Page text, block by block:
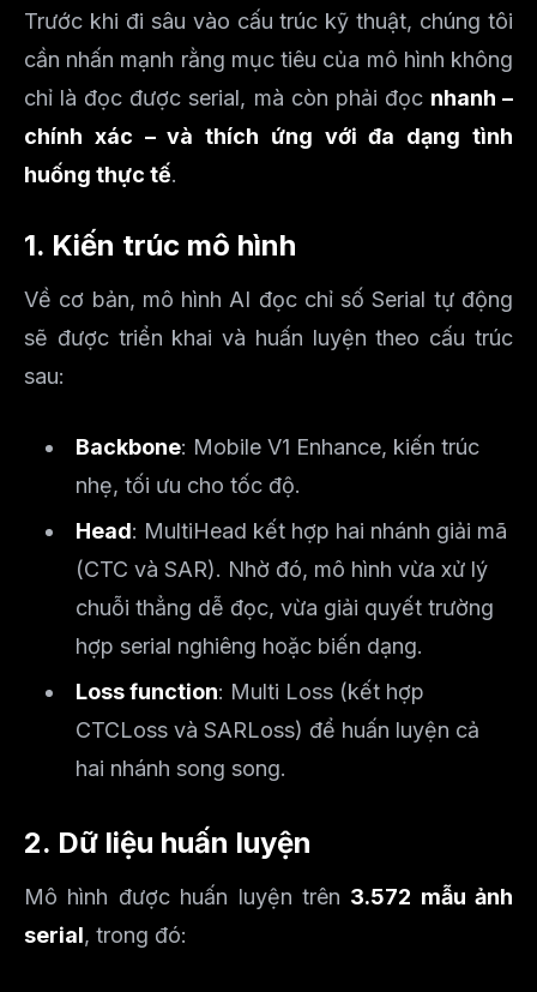
Trước khi đi sâu vào cấu trúc kỹ thuật, chúng tôi
cần nhấn mạnh rằng mục tiêu của mô hình không
chỉ là đọc được serial, mà còn phải đọc nhanh –
chính xác – và thích ứng với đa dạng tình
huống thực tế.
1. Kiến trúc mô hình
Về cơ bản, mô hình AI đọc chỉ số Serial tự động
sẽ được triển khai và huấn luyện theo cấu trúc
sau:
Backbone: Mobile V1 Enhance, kiến trúc
nhẹ, tối ưu cho tốc độ.
Head: MultiHead kết hợp hai nhánh giải mã
(CTC và SAR). Nhờ đó, mô hình vừa xử lý
chuỗi thẳng dễ đọc, vừa giải quyết trường
hợp serial nghiêng hoặc biến dạng.
Loss function: Multi Loss (kết hợp
CTCLoss và SARLoss) để huấn luyện cả
hai nhánh song song.
2. Dữ liệu huấn luyện
Mô hình được huấn luyện trên 3.572 mẫu ảnh
serial, trong đó: